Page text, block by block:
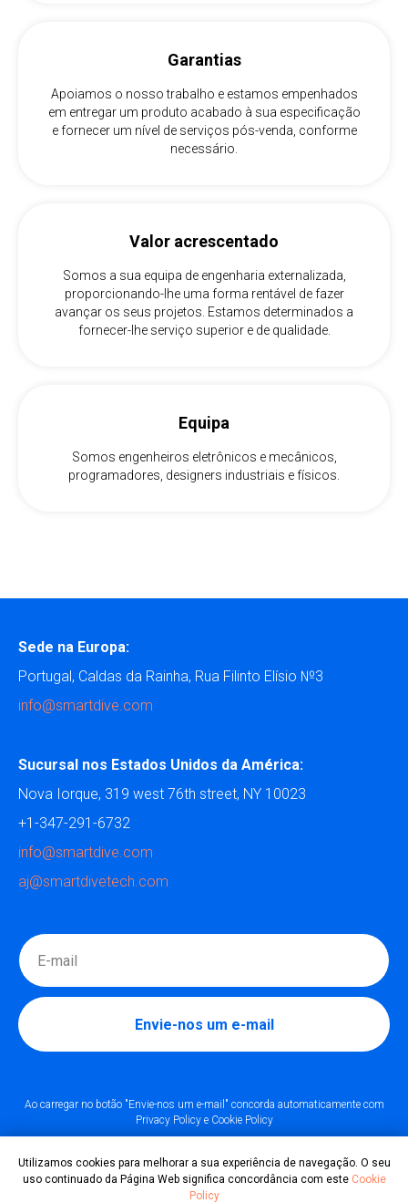
Utilizamos cookies para melhorar a sua experiência de navegação. O seu
uso continuado da Página Web significa concordância com este Cookie
Policy
Garantias
Apoiamos o nosso trabalho e estamos empenhados
em entregar um produto acabado à sua especificação
e fornecer um nível de serviços pós-venda, conforme
necessário.
Valor acrescentado
Somos a sua equipa de engenharia externalizada,
proporcionando-lhe uma forma rentável de fazer
avançar os seus projetos. Estamos determinados a
fornecer-lhe serviço superior e de qualidade.
Equipa
Somos engenheiros eletrônicos e mecânicos,
programadores, designers industriais e físicos.
Sede na Europa:
Portugal, Caldas da Rainha, Rua Filinto Elísio №3
info@smartdive.com
Sucursal nos Estados Unidos da América:
Nova Iorque, 319 west 76th street, NY 10023
+1-347-291-6732
info@smartdive.com
aj@smartdivetech.com
Envie-nos um e-mail
Ao carregar no botão "Envie-nos um e-mail" concorda automaticamente com
Privacy Policye Cookie Policy
© Todos os direitos reservados 2014-2021